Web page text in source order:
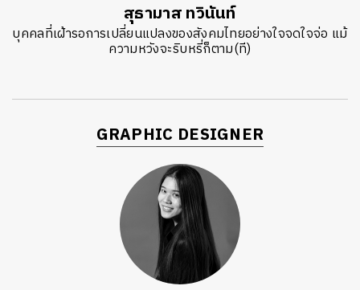
สุธามาส ทวินันท์
บุคคลที่เฝ้ารอการเปลี่ยนแปลงของสังคมไทยอย่างใจจดใจจ่อ แม้
ความหวังจะริบหรี่ก็ตาม(ที)
GRAPHIC DESIGNER